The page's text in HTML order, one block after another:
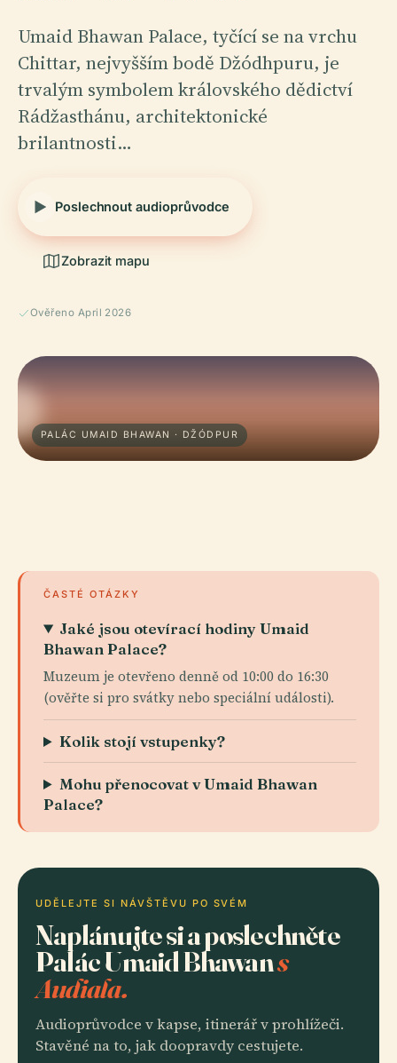
Umaid Bhawan Palace, tyčící se na vrchu
Chittar, nejvyšším bodě Džódhpuru, je
trvalým symbolem královského dědictví
Rádžasthánu, architektonické
brilantnosti…
Poslechnout audioprůvodce
Zobrazit mapu
Ověřeno April 2026
PALÁC UMAID BHAWAN · DŽÓDPUR
ČASTÉ OTÁZKY
Jaké jsou otevírací hodiny Umaid
Bhawan Palace?
Muzeum je otevřeno denně od 10:00 do 16:30
(ověřte si pro svátky nebo speciální události).
Kolik stojí vstupenky?
Mohu přenocovat v Umaid Bhawan
Palace?
UDĚLEJTE SI NÁVŠTĚVU PO SVÉM
Naplánujte si a poslechněte
Palác Umaid Bhawans
Audiala.
Audioprůvodce v kapse, itinerář v prohlížeči.
Stavěné na to, jak doopravdy cestujete.